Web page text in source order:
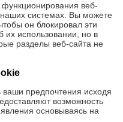
веб-
системах. Вы можете
он блокировал эти
использовании, но в
разделы веб-сайта не
предпочтения исходя
возможность
основываясь на